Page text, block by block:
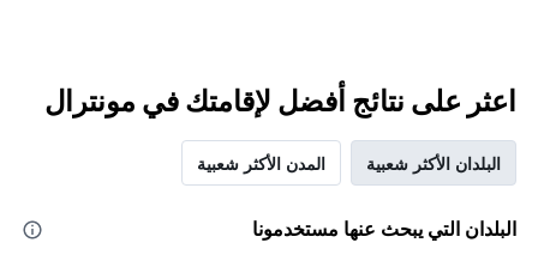
اعثر على نتائج أفضل لإقامتك في مونترال
البلدان الأكثر شعبية المدن الأكثر شعبية
البلدان التي يبحث عنها مستخدمونا